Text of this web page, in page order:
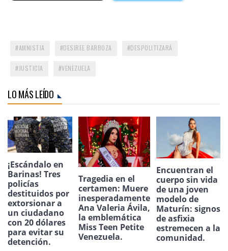
AMNISTIA DESIREE BARBOZA DESPOLITIZARÁ
JUSTICIA VENEZUELA
LO MÁS LEÍDO
¡Escándalo en
Barinas! Tres
policías
destituidos por
extorsionar a
un ciudadano
con 20 dólares
para evitar su
detención.
Tragedia en el
certamen: Muere
inesperadamente
Ana Valeria Ávila,
la emblemática
Miss Teen Petite
Venezuela.
Encuentran el
cuerpo sin vida
de una joven
modelo de
Maturín: signos
de asfixia
estremecen a la
comunidad.